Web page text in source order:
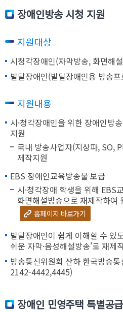
장애인방송 시청 지원
지원대상
시청각장애인(자막방송, 화면해
발달장애인(발달장애인용 방송
지원내용
시·청각장애인을 위한 장애인방
지원
국내 방송사업자(지상파, SO,
제작지원
EBS 장애인교육방송물 보급
시·청각장애 학생을 위해 EBS
화면해설방송으로 재제작하여
홈페이지 바로가기
발달장애인이 쉽게 이해할 수 있
쉬운 자막·음성해설방송’로 재제
방송통신위원회 산하 한국방송
2142-4442,4445)
장애인 민영주택 특별공급